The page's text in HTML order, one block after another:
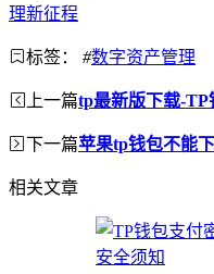
理新征程
标签： #数字资产管理
上一篇tp最新版下载-TP
下一篇苹果tp钱包不能
相关文章